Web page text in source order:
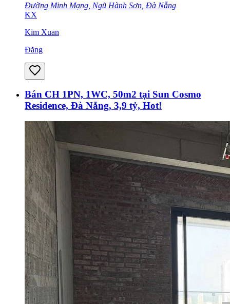
Đường Minh Mạng, Ngũ Hành Sơn, Đà Nẵng
KX
Kim Xuan
Đăng
Bán CH 1PN, 1WC, 50m2 tại Sun Cosmo
Residence, Đà Nẵng, 3,9 tỷ, Hot!